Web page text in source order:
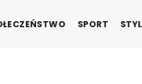
SPORT